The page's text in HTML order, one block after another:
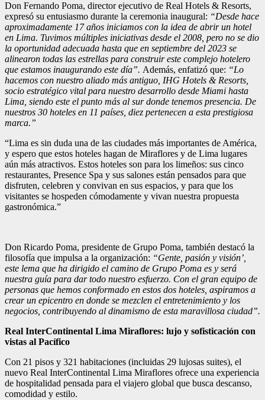
Don Fernando Poma, director ejecutivo de Real Hotels & Resorts,
expresó su entusiasmo durante la ceremonia inaugural: “Desde hace
aproximadamente 17 años iniciamos con la idea de abrir un hotel
en Lima. Tuvimos múltiples iniciativas desde el 2008, pero no se dio
la oportunidad adecuada hasta que en septiembre del 2023 se
alinearon todas las estrellas para construir este complejo hotelero
que estamos inaugurando este día”. Además, enfatizó que: “Lo
hacemos con nuestro aliado más antiguo, IHG Hotels & Resorts,
socio estratégico vital para nuestro desarrollo desde Miami hasta
Lima, siendo este el punto más al sur donde tenemos presencia. De
nuestros 30 hoteles en 11 países, diez pertenecen a esta prestigiosa
marca.”
“Lima es sin duda una de las ciudades más importantes de América,
y espero que estos hoteles hagan de Miraflores y de Lima lugares
aún más atractivos. Estos hoteles son para los limeños: sus cinco
restaurantes, Presence Spa y sus salones están pensados para que
disfruten, celebren y convivan en sus espacios, y para que los
visitantes se hospeden cómodamente y vivan nuestra propuesta
gastronómica.”
Don Ricardo Poma, presidente de Grupo Poma, también destacó la
filosofía que impulsa a la organización: “Gente, pasión y visión’,
este lema que ha dirigido el camino de Grupo Poma es y será
nuestra guía para dar todo nuestro esfuerzo. Con el gran equipo de
personas que hemos conformado en estos dos hoteles, aspiramos a
crear un epicentro en donde se mezclen el entretenimiento y los
negocios, contribuyendo al dinamismo de esta maravillosa ciudad”.
Real InterContinental Lima Miraflores: lujo y sofisticación con
vistas al Pacífico
Con 21 pisos y 321 habitaciones (incluidas 29 lujosas suites), el
nuevo Real InterContinental Lima Miraflores ofrece una experiencia
de hospitalidad pensada para el viajero global que busca descanso,
comodidad y estilo.